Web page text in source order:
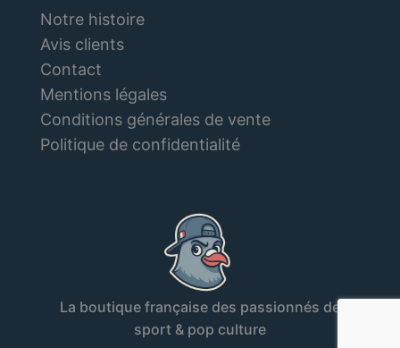
Notre histoire
Avis clients
Contact
Mentions légales
Conditions générales de vente
Politique de confidentialité
La boutique française des passionnés de
sport & pop culture